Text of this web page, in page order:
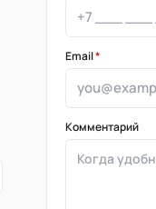
Email*
Комментарий